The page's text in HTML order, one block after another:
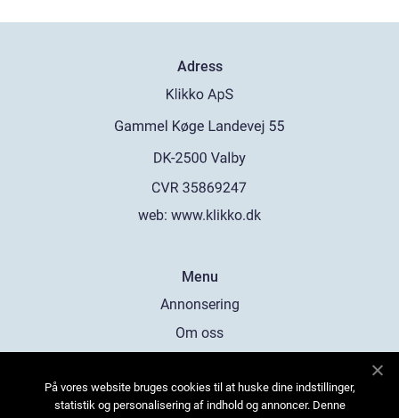
Adress
web: www.klikko.dk
Menu
Annonsering
Om oss
Kontakta oss
På vores website bruges cookies til at huske dine indstillinger,
statistik og personalisering af indhold og annoncer. Denne